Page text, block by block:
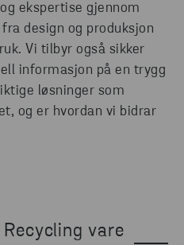
ekspertise gjennom
design og produksjon
Vi tilbyr også sikker
informasjon på en trygg
løsninger som
og er hvordan vi bidrar
vare